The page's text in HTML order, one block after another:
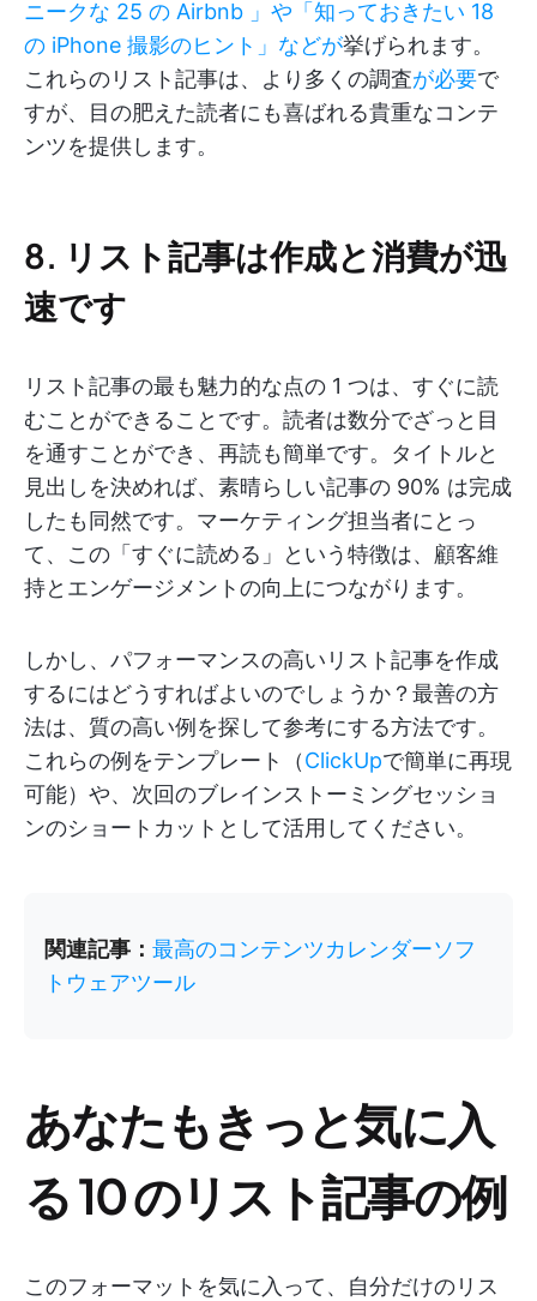
ニークな 25 の Airbnb 」や「知っておきたい 18
の iPhone 撮影のヒント」などが挙げられます。
これらのリスト記事は、より多くの調査が必要で
すが、目の肥えた読者にも喜ばれる貴重なコンテ
ンツを提供します。
8. リスト記事は作成と消費が迅
速です
リスト記事の最も魅力的な点の 1 つは、すぐに読
むことができることです。読者は数分でざっと目
を通すことができ、再読も簡単です。タイトルと
見出しを決めれば、素晴らしい記事の 90% は完成
したも同然です。マーケティング担当者にとっ
て、この「すぐに読める」という特徴は、顧客維
持とエンゲージメントの向上につながります。
しかし、パフォーマンスの高いリスト記事を作成
するにはどうすればよいのでしょうか？最善の方
法は、質の高い例を探して参考にする方法です。
これらの例をテンプレート（ClickUpで簡単に再現
可能）や、次回のブレインストーミングセッショ
ンのショートカットとして活用してください。
関連記事： 最高のコンテンツカレンダーソフ
トウェアツール
あなたもきっと気に入
る 10 のリスト記事の例
このフォーマットを気に入って、自分だけのリス